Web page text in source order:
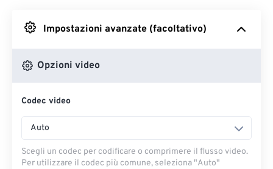
Da Google Drive
Impostazioni avanzate (facoltativo)
Opzioni video
Codec video
Auto
Scegli un codec per codificare o comprimere il flusso video.
Per utilizzare il codec più comune, seleziona "Auto"